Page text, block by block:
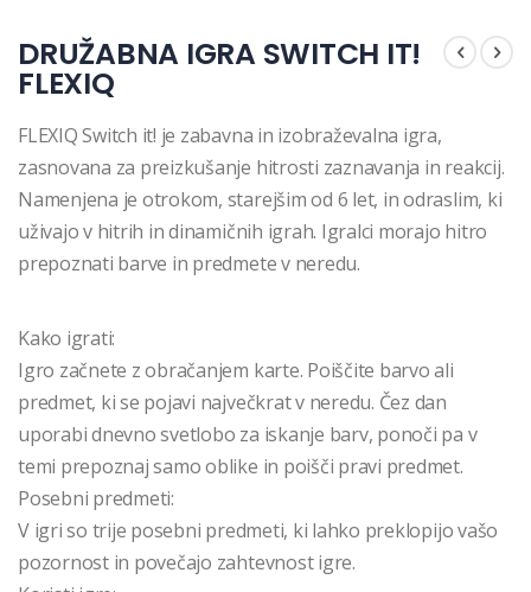
na
začetek
galerije
DRUŽABNA IGRA SWITCH IT!
FLEXIQ
FLEXIQ Switch it! je zabavna in izobraževalna igra,
zasnovana za preizkušanje hitrosti zaznavanja in reakcij.
Namenjena je otrokom, starejšim od 6 let, in odraslim, ki
uživajo v hitrih in dinamičnih igrah. Igralci morajo hitro
prepoznati barve in predmete v neredu.
Kako igrati:
Igro začnete z obračanjem karte. Poiščite barvo ali
predmet, ki se pojavi največkrat v neredu. Čez dan
uporabi dnevno svetlobo za iskanje barv, ponoči pa v
temi prepoznaj samo oblike in poišči pravi predmet.
Posebni predmeti:
V igri so trije posebni predmeti, ki lahko preklopijo vašo
pozornost in povečajo zahtevnost igre.